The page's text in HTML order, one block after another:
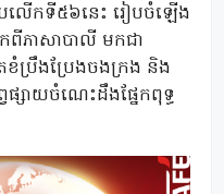
បលើកទី៥៦នេះ រៀបចំឡើង
ពីភាសាបាលី មកជា
ខំប្រឹងប្រែងចងក្រង និង
ផ្សាយចំណេះដឹងផ្នែកពុទ្ធ